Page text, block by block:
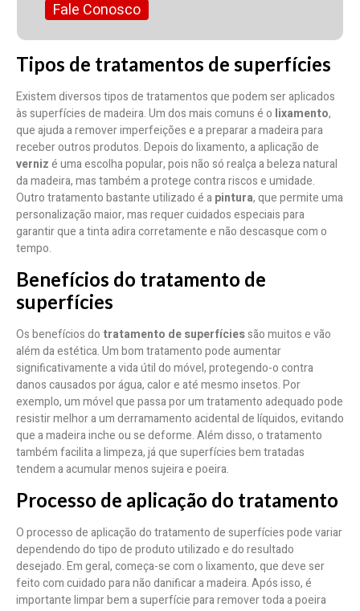
Fale Conosco
Tipos de tratamentos de superfícies
Existem diversos tipos de tratamentos que podem ser aplicados
às superfícies de madeira. Um dos mais comuns é o lixamento,
que ajuda a remover imperfeições e a preparar a madeira para
receber outros produtos. Depois do lixamento, a aplicação de
vernizé uma escolha popular, pois não só realça a beleza natural
da madeira, mas também a protege contra riscos e umidade.
Outro tratamento bastante utilizado é apintura, que permite uma
personalização maior, mas requer cuidados especiais para
garantir que a tinta adira corretamente e não descasque com o
tempo.
Benefícios do tratamento de
superfícies
Os benefícios do tratamento de superfíciessão muitos e vão
além da estética. Um bom tratamento pode aumentar
significativamente a vida útil do móvel, protegendo-o contra
danos causados por água, calor e até mesmo insetos. Por
exemplo, um móvel que passa por um tratamento adequado pode
resistir melhor a um derramamento acidental de líquidos, evitando
que a madeira inche ou se deforme. Além disso, o tratamento
também facilita a limpeza, já que superfícies bem tratadas
tendem a acumular menos sujeira e poeira.
Processo de aplicação do tratamento
O processo de aplicação do tratamento de superfícies pode variar
dependendo do tipo de produto utilizado e do resultado
desejado. Em geral, começa-se com o lixamento, que deve ser
feito com cuidado para não danificar a madeira. Após isso, é
importante limpar bem a superfície para remover toda a poeira